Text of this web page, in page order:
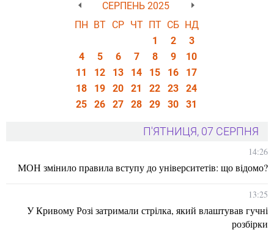
СЕРПЕНЬ 2025
ПН ВТ СР ЧТ ПТ СБ НД
1
2
3
4
5 6 7 8 9
10
11
12 13 14 15 16
17
18
19 20 21 22 23
24
25
26 27 28 29 30 31
П'ЯТНИЦЯ, 07 СЕРПНЯ
14:26
МОН змінило правила вступу до університетів: що відомо?
13:25
У Кривому Розі затримали стрілка, який влаштував гучні
розбірки